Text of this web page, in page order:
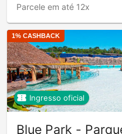
Parcele em até 12x
1% CASHBACK
Ingresso oficial
Blue Park -